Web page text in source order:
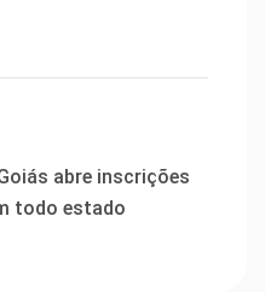
abre inscrições
todo estado